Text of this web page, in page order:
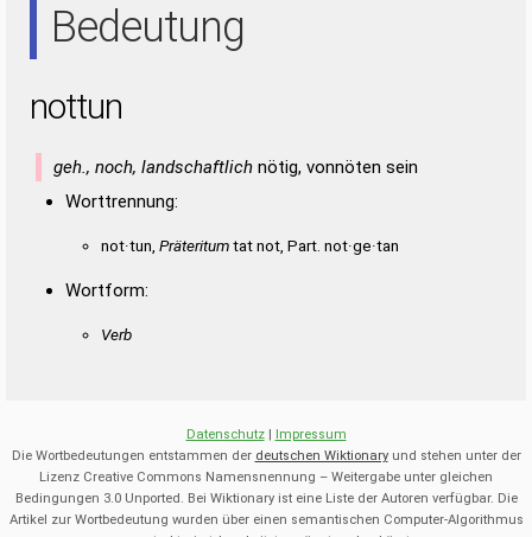
Bedeutung
nottun
geh., noch, landschaftlich nötig, vonnöten sein
Worttrennung:
not·tun, Präteritumtat not, Part. not·ge·tan
Wortform:
Verb
Datenschutz| Impressum
Die Wortbedeutungen entstammen der deutschen Wiktionaryund stehen unter der
Lizenz Creative Commons Namensnennung – Weitergabe unter gleichen
Bedingungen 3.0 Unported. Bei Wiktionary ist eine Liste der Autoren verfügbar. Die
Artikel zur Wortbedeutung wurden über einen semantischen Computer-Algorithmus